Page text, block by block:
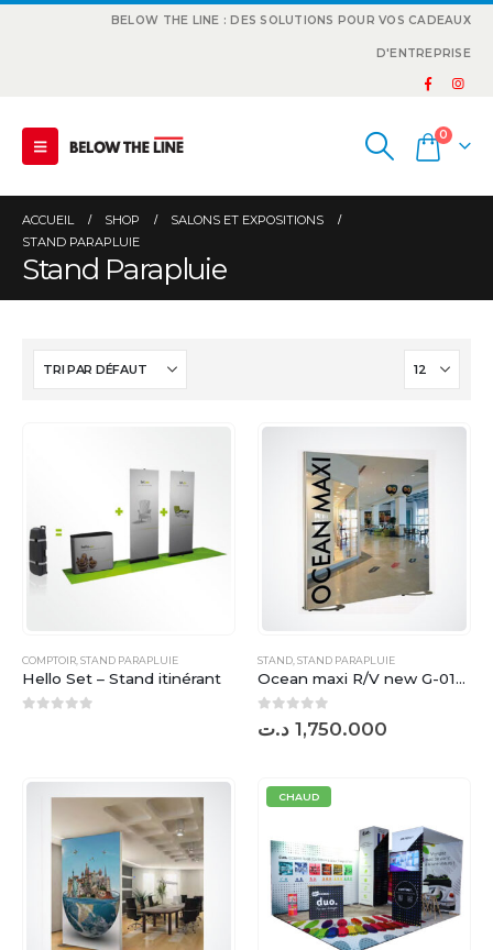
BELOW THE LINE : DES SOLUTIONS POUR VOS CADEAUX
D'ENTREPRISE
0
ACCUEIL SHOP
SALONS ET EXPOSITIONS
STAND PARAPLUIE
Stand Parapluie
COMPTOIR STAND PARAPLUIE
Hello Set – Stand itinérant
STAND STAND PARAPLUIE
Ocean maxi R/V new G-0120
sur 51,750.000 د.ت
CHAUD